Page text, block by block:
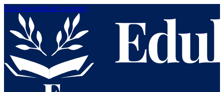
Zum Hauptinhalt springen